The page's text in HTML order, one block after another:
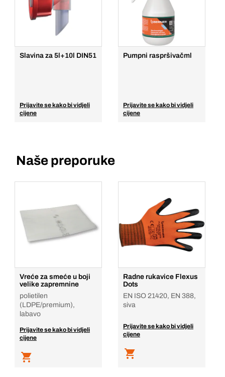
Slavina za 5l+10l DIN51
Prijavite se kako bi vidjeli
cijene
Pumpni raspršivačml
Prijavite se kako bi vidjeli
cijene
Naše preporuke
Vreće za smeće u boji
velike zapremnine
polietilen
(LDPE/premium),
labavo
Prijavite se kako bi vidjeli
cijene
Radne rukavice Flexus
Dots
EN ISO 21420, EN 388,
siva
Prijavite se kako bi vidjeli
cijene